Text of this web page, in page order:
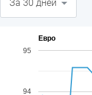
Евро
94
95